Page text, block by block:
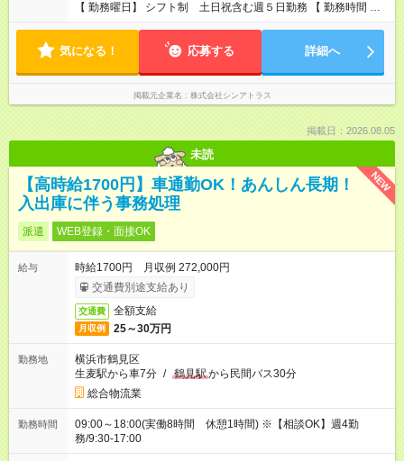
【 勤務曜日】 シフト制 土日祝含む週５日勤務 【 勤務時間 】
・ 9：00～20：00（実働8h／休憩１h） ※残業ほとんどありま
気になる！ 応募する 詳細へ
掲載元企業名 株式会社シンアトラス
掲載日：2026.08.05
未読
NEW
【高時給1700円】車通勤OK！あんしん長期！
入出庫に伴う事務処理
派遣 WEB登録・面接OK
給与
時給1700円 月収例 272,000円
交通費別途支給あり
交通費 全額支給
月収例 25～30万円
勤務地
横浜市鶴見区
生麦駅から車7分 / 鶴見駅から民間バス30分
総合物流業
勤務時間
09:00～18:00(実働8時間 休憩1時間) ※【相談OK】週4勤
務/9:30‐17:00